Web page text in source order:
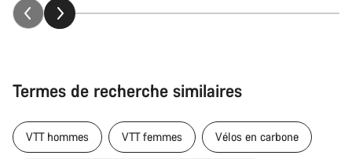
Termes de recherche similaires
VTT hommes VTT femmes Vélos en carbone